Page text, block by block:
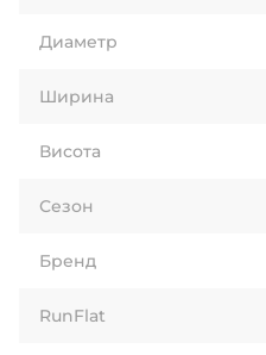
Диаметр
Ширина
Висота
Сезон
Бренд
RunFlat